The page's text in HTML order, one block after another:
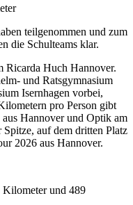
teilgenommen und zum
die Schulteams klar.
Ricarda Huch Hannover.
und Ratsgymnasium
Isernhagen vorbei,
pro Person gibt
Hannover und Optik am
Spitze, auf dem dritten Platz
2026 aus Hannover.
und 489